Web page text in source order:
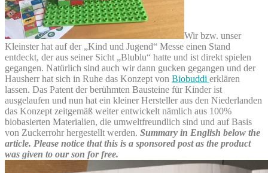
Wir bzw. unser
Kleinster hat auf der „Kind und Jugend“ Messe einen Stand
entdeckt, der aus seiner Sicht „Blublu“ hatte und ist direkt spielen
gegangen. Natürlich sind auch wir dann gucken gegangen und der
Hausherr hat sich in Ruhe das Konzept von Biobuddi erklären
lassen. Das Patent der berühmten Bausteine für Kinder ist
ausgelaufen und nun hat ein kleiner Hersteller aus den Niederlanden
das Konzept zeitgemäß weiter entwickelt nämlich aus 100%
biobasierten Materialien, die umweltfreundlich sind und auf Basis
von Zuckerrohr hergestellt werden. Summary in English below the
article. Please notice that this is a sponsored post as the product
was given to our son for free.